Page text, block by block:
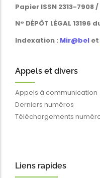
Papier ISSN 2313-7908
N° DÉPÔT LÉGAL
Indexation : Mir@bel et
Appels et divers
Appels à communication
Derniers numéros
Téléchargements
Liens rapides